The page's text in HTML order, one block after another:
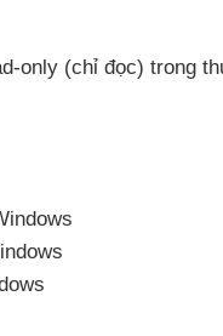
only (chỉ đọc) trong